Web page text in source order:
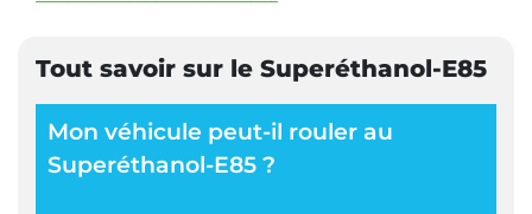
Tout savoir sur le Superéthanol-E85
Mon véhicule peut-il rouler au
Superéthanol-E85 ?